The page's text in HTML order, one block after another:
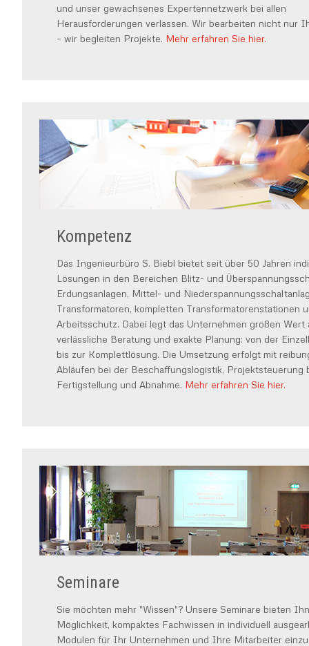
und unser gewachsenes Expertennetzwerk bei allen
Herausforderungen verlassen. Wir bearbeiten nicht nur
– wir begleiten Projekte. Mehr erfahren Sie hier.
Kompetenz
Das Ingenieurbüro S. Biebl bietet seit über 50 Jahren
Lösungen in den Bereichen Blitz- und
Erdungsanlagen, Mittel- und
Transformatoren, kompletten Transformatorenstationen
Arbeitsschutz. Dabei legt das Unternehmen großen Wert
verlässliche Beratung und exakte Planung: von der
bis zur Komplettlösung. Die Umsetzung erfolgt mit
Abläufen bei der Beschaffungslogistik, Projektsteuerung
Fertigstellung und Abnahme. Mehr erfahren Sie hier.
Seminare
Sie möchten mehr "Wissen"? Unsere Seminare bieten
Möglichkeit, kompaktes Fachwissen in individuell
Modulen für Ihr Unternehmen und Ihre Mitarbeiter